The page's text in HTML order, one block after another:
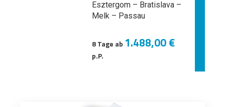
Esztergom – Bratislava –
Melk – Passau
8 Tage ab 1.488,00 €
p.P.